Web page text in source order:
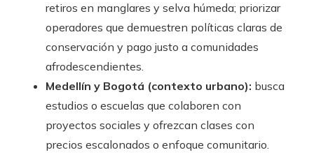
retiros en manglares y selva húmeda; priorizar
operadores que demuestren políticas claras de
conservación y pago justo a comunidades
afrodescendientes.
Medellín y Bogotá (contexto urbano): busca
estudios o escuelas que colaboren con
proyectos sociales y ofrezcan clases con
precios escalonados o enfoque comunitario.